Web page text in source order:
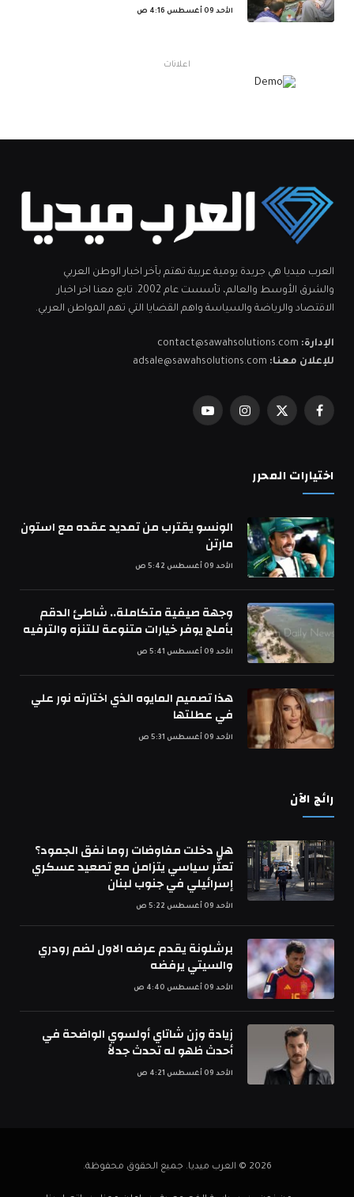
الأحد 09 أغسطس 4:16 ص
اعلانات
العرب ميديا هي جريدة يومية عربية تهتم بآخر اخبار الوطن العربي
والشرق الأوسط والعالم، تأسست عام 2002. تابع معنا اخر اخبار
الاقتصاد والرياضة والسياسة واهم القضايا التي تهم المواطن العربي.
الإدارة: contact@sawahsolutions.com
للإعلان معنا: adsale@sawahsolutions.com
فيسبوكX
الانستغراميوتيوب
اختيارات المحرر
الونسو يقترب من تمديد عقده مع استون
مارتن
الأحد 09 أغسطس 5:42 ص
وجهة صيفية متكاملة.. شاطئ الدقم
بأملج يوفر خيارات متنوعة للتنزه والترفيه
الأحد 09 أغسطس 5:41 ص
هذا تصميم المايوه الذي اختارته نور علي
في عطلتها
الأحد 09 أغسطس 5:31 ص
رائج الآن
هل دخلت مفاوضات روما نفق الجمود؟
تعثّر سياسي يتزامن مع تصعيد عسكري
إسرائيلي في جنوب لبنان
الأحد 09 أغسطس 5:22 ص
برشلونة يقدم عرضه الاول لضم رودري
والسيتي يرفضه
الأحد 09 أغسطس 4:40 ص
زيادة وزن شاتاي أولسوي الواضحة في
أحدث ظهو له تحدث جدلاً
الأحد 09 أغسطس 4:21 ص
2026 © العرب ميديا. جميع الحقوق محفوظة.